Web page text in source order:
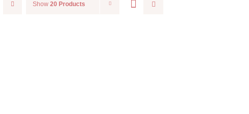
Show 20 Products